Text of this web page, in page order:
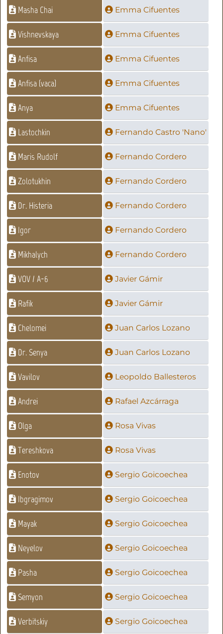
Masha Chai Emma Cifuentes
Vishnevskaya Emma Cifuentes
Anfisa Emma Cifuentes
Anfisa (vaca) Emma Cifuentes
Anya Emma Cifuentes
Lastochkin Fernando Castro 'Nano'
Maris Rudolf Fernando Cordero
Zolotukhin Fernando Cordero
Dr. Histeria Fernando Cordero
Igor Fernando Cordero
Mikhalych Fernando Cordero
VOV / A-6 Javier Gámir
Rafik Javier Gámir
Chelomei Juan Carlos Lozano
Dr. Senya Juan Carlos Lozano
Vavilov Leopoldo Ballesteros
Andrei Rafael Azcárraga
Olga Rosa Vivas
Tereshkova Rosa Vivas
Enotov Sergio Goicoechea
Ibgragimov Sergio Goicoechea
Mayak Sergio Goicoechea
Neyelov Sergio Goicoechea
Pasha Sergio Goicoechea
Semyon Sergio Goicoechea
Verbitskiy Sergio Goicoechea